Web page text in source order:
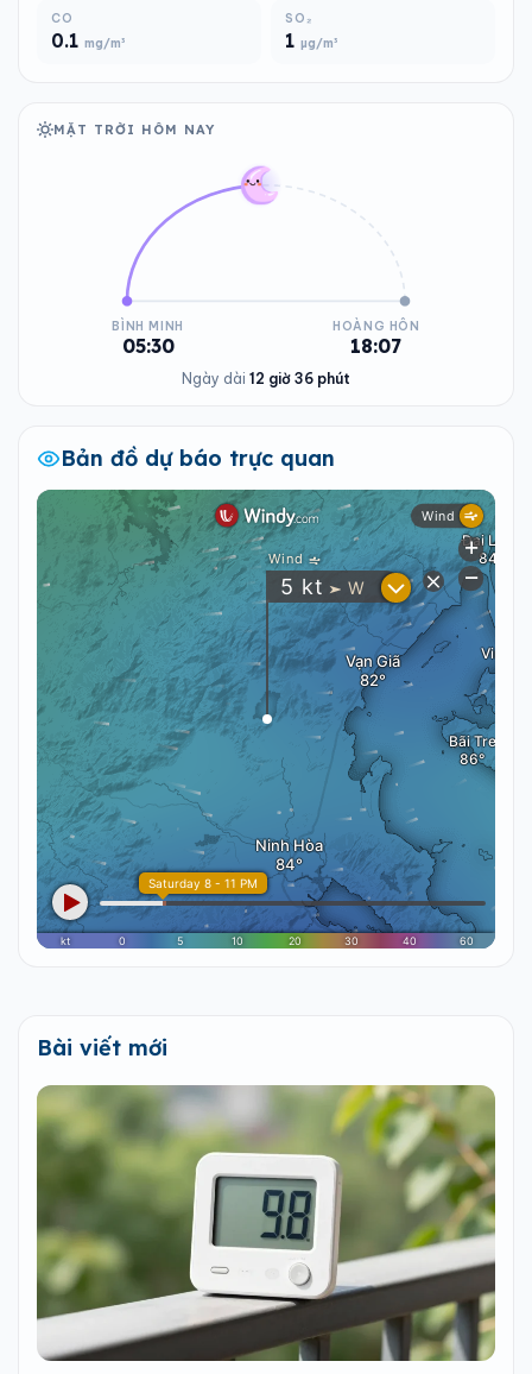
CO
0.1 mg/m³
SO₂
1 µg/m³
MẶT TRỜI HÔM NAY
BÌNH MINH
05:30
HOÀNG HÔN
18:07
Ngày dài 12 giờ 36 phút
Bản đồ dự báo trực quan
Bài viết mới